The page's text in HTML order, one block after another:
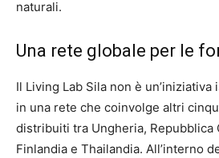
naturali.
Una rete globale per le
Il Living Lab Sila non è
in una rete che coinvolge altri
distribuiti tra Ungheria, Repubblica
Finlandia e Thailandia. All’interno